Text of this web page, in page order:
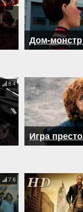
Дом-монстр
8.4
Игра
7.6